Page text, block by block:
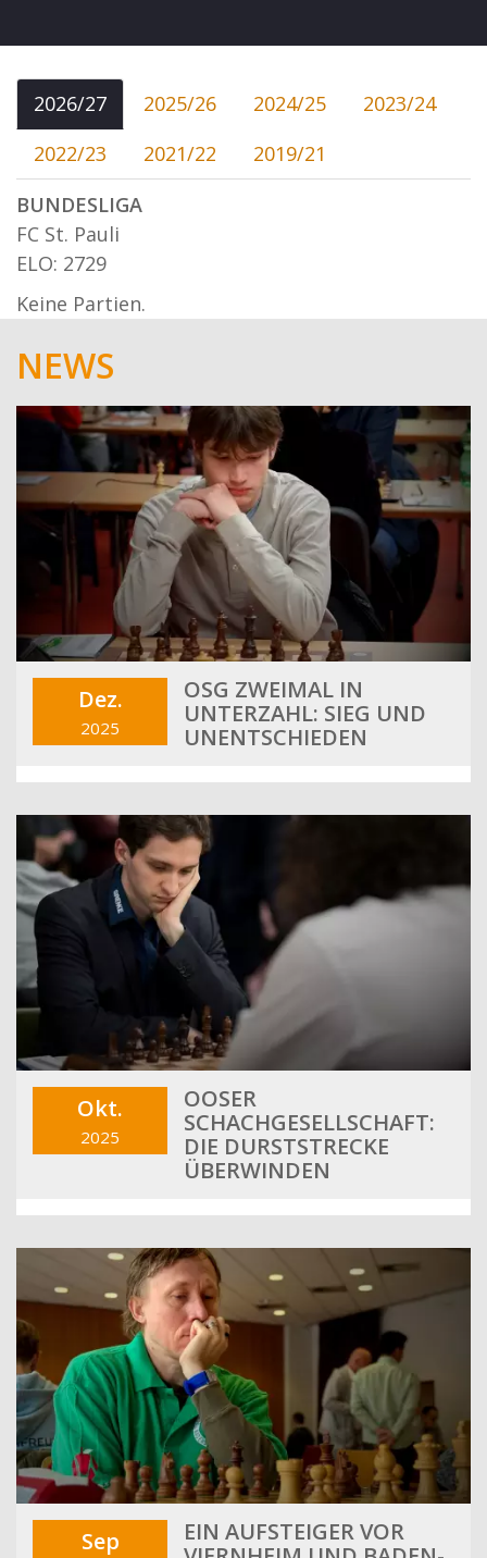
2026/27 2025/26 2024/25
2023/24
2022/23
2021/22
2019/21
BUNDESLIGA
FC St. Pauli
ELO: 2729
Keine Partien.
NEWS
Dez.
2025
OSG ZWEIMAL IN
UNTERZAHL: SIEG UND
UNENTSCHIEDEN
Okt.
2025
OOSER
SCHACHGESELLSCHAFT:
DIE DURSTSTRECKE
ÜBERWINDEN
Sep
EIN AUFSTEIGER VOR